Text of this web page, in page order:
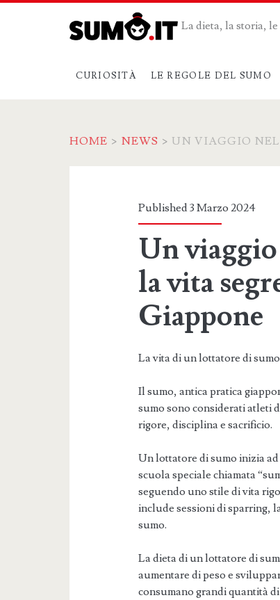
La dieta, la storia,
CURIOSITÀ LE REGOLE DEL SUMO
HOME > NEWS > UN VIAGGIO
Published 3 Marzo 2024
Un
la vita
Giappone
La vita di un lottatore di
Il sumo, antica pratica
sumo sono considerati atleti
rigore, disciplina e sacrificio.
Un lottatore di sumo inizia
scuola speciale chiamata
seguendo uno stile di vita
include sessioni di sparring,
sumo.
La dieta di un lottatore di
aumentare di peso e
consumano grandi quantità